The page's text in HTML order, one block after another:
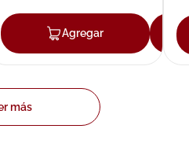
AgregarAgregar